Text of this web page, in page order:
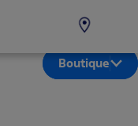
Boutique